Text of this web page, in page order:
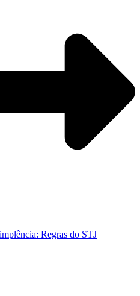
Regras do STJ